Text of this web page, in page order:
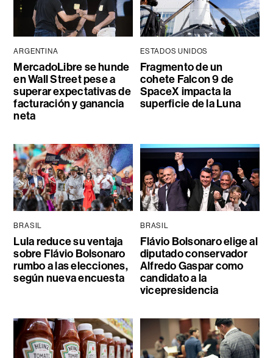
ARGENTINA
MercadoLibre se hunde
en Wall Street pese a
superar expectativas de
facturación y ganancia
neta
ESTADOS UNIDOS
Fragmento de un
cohete Falcon 9 de
SpaceX impacta la
superficie de la Luna
BRASIL
Lula reduce su ventaja
sobre Flávio Bolsonaro
rumbo a las elecciones,
según nueva encuesta
BRASIL
Flávio Bolsonaro elige al
diputado conservador
Alfredo Gaspar como
candidato a la
vicepresidencia